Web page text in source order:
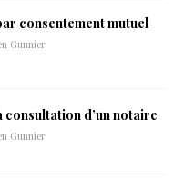
consentement mutuel
Gunnier
d’un notaire
Gunnier